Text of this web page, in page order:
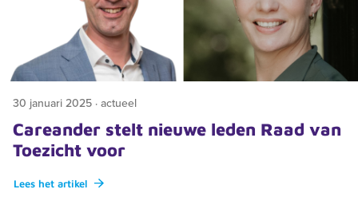
30 januari 2025 · actueel
Careander stelt nieuwe leden Raad van
Toezicht voor
Lees het artikel